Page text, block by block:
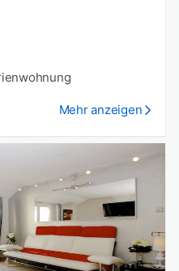
Mehr anzeigen